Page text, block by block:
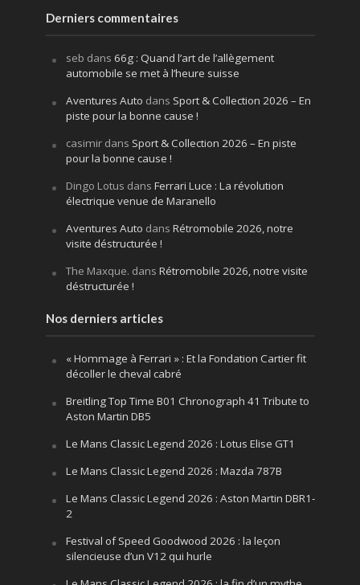
Derniers commentaires
seb dans 66g : Quand l’art de l’allègement
automobile se met à l’heure suisse
Aventures Auto dans Sport & Collection 2026 – En
piste pour la bonne cause !
casimirdans Sport & Collection 2026 – En piste
pour la bonne cause !
Dingo Lotus dans Ferrari Luce : La révolution
électrique venue de Maranello
Aventures Auto dans Rétromobile 2026, notre
visite déstructurée !
The Maxque. dans Rétromobile 2026, notre visite
déstructurée !
Nos derniers articles
« Hommage à Ferrari » : Et la Fondation Cartier fit
décoller le cheval cabré
Breitling Top Time B01 Chronograph 41 Tribute to
Aston Martin DB5
Le Mans Classic Legend 2026 : Lotus Elise GT1
Le Mans Classic Legend 2026 : Mazda 787B
Le Mans Classic Legend 2026 : Aston Martin DBR1-
2
Festival of Speed Goodwood 2026 : la leçon
silencieuse d’un V12 qui hurle